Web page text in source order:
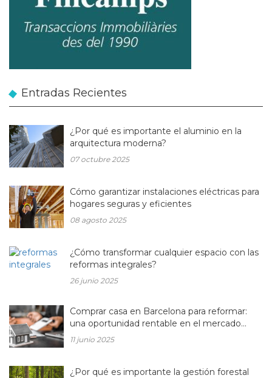
Entradas Recientes
¿Por qué es importante el aluminio en la
arquitectura moderna?
07 octubre 2025
Cómo garantizar instalaciones eléctricas para
hogares seguras y eficientes
08 agosto 2025
¿Cómo transformar cualquier espacio con las
reformas integrales?
26 junio 2025
Comprar casa en Barcelona para reformar:
una oportunidad rentable en el mercado
inmobiliario actual
11 junio 2025
¿Por qué es importante la gestión forestal